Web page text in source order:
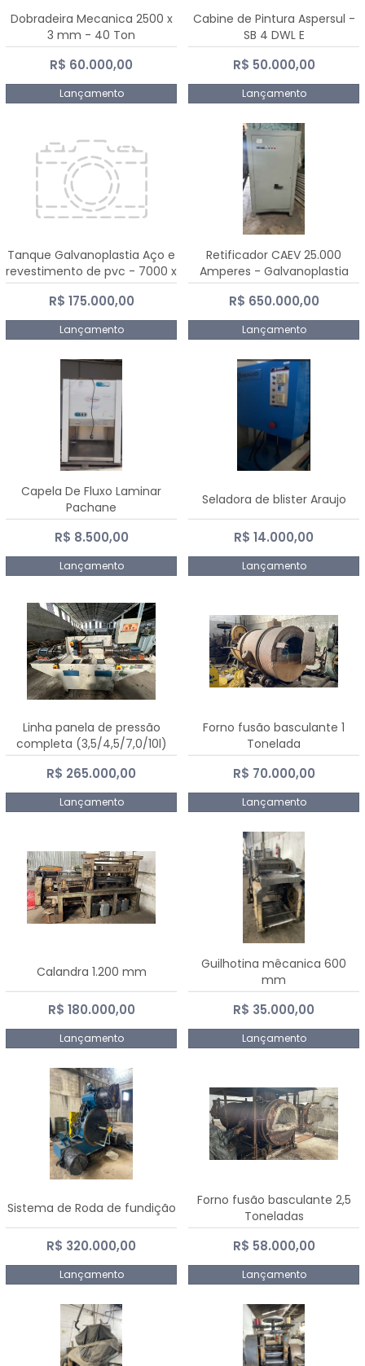
Dobradeira Mecanica 2500 x
3 mm - 40 Ton
R$ 60.000,00
Lançamento
Cabine de Pintura Aspersul -
SB 4 DWL E
R$ 50.000,00
Lançamento
Tanque Galvanoplastia Aço e
revestimento de pvc - 7000 x
2200 mm
R$ 175.000,00
Lançamento
Retificador CAEV 25.000
Amperes - Galvanoplastia
R$ 650.000,00
Lançamento
Capela De Fluxo Laminar
Pachane
R$ 8.500,00
Lançamento
Seladora de blister Araujo
R$ 14.000,00
Lançamento
Linha panela de pressão
completa (3,5/4,5/7,0/10l)
R$ 265.000,00
Lançamento
Forno fusão basculante 1
Tonelada
R$ 70.000,00
Lançamento
Calandra 1.200 mm
R$ 180.000,00
Lançamento
Guilhotina mêcanica 600
mm
R$ 35.000,00
Lançamento
Sistema de Roda de fundição
R$ 320.000,00
Lançamento
Forno fusão basculante 2,5
Toneladas
R$ 58.000,00
Lançamento